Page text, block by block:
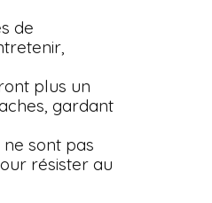
de
plus un
gardant
ne sont pas
résister au